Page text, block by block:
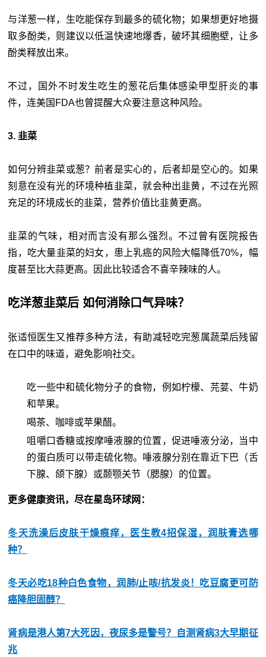
与洋葱一样，生吃能保存到最多的硫化物；如果想更好地摄
取多酚类，则建议以低温快速地爆香，破坏其细胞壁，让多
酚类释放出来。
不过，国外不时发生吃生的葱花后集体感染甲型肝炎的事
件，连美国FDA也曾提醒大众要注意这种风险。
3. 韭菜
如何分辨韭菜或葱？前者是实心的，后者却是空心的。如果
刻意在没有光的环境种植韭菜，就会种出韭黄，不过在光照
充足的环境成长的韭菜，营养价值比韭黄更高。
韭菜的气味，相对而言没有那么强烈。不过曾有医院报告
指，吃大量韭菜的妇女，患上乳癌的风险大幅降低70%，幅
度甚至比大蒜更高。因此比较适合不喜辛辣味的人。
吃洋葱韭菜后 如何消除口气异味？
张适恒医生又推荐多种方法，有助减轻吃完葱属蔬菜后残留
在口中的味道，避免影响社交。
吃一些中和硫化物分子的食物，例如柠檬、芫荽、牛奶
和苹果。
喝茶、咖啡或苹果醋。
咀嚼口香糖或按摩唾液腺的位置，促进唾液分泌，当中
的蛋白质可以带走硫化物。唾液腺分别在靠近下巴（舌
下腺、颌下腺）或颞颚关节（腮腺）的位置。
更多健康资讯，尽在星岛环球网：
冬天洗澡后皮肤干燥痕痒，医生教4招保湿，润肤膏选哪
种？
冬天必吃18种白色食物，润肺/止咳/抗发炎！吃豆腐更可防
癌降胆固醇？
肾病是港人第7大死因，夜尿多是警号？自测肾病3大早期征
兆